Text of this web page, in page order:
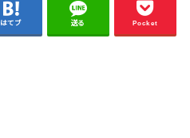
はてブ 送る Pocket